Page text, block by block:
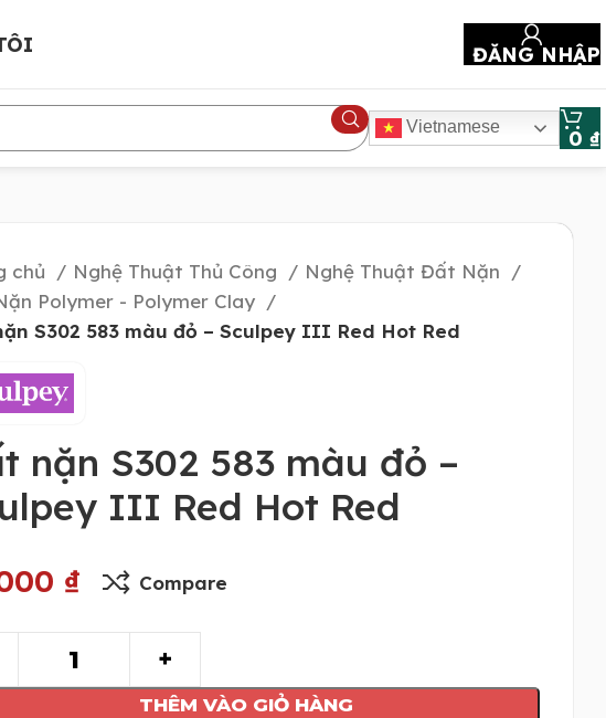
ĐĂNG NHẬP
Vietnamese 0 ₫
chủ Nghệ Thuật Thủ Công
Nghệ Thuật Đất Nặn
Polymer - Polymer Clay
S302 583 màu đỏ – Sculpey III Red Hot Red
nặn S302 583 màu đỏ –
III Red Hot Red
₫ Compare
THÊM VÀO GIỎ HÀNG